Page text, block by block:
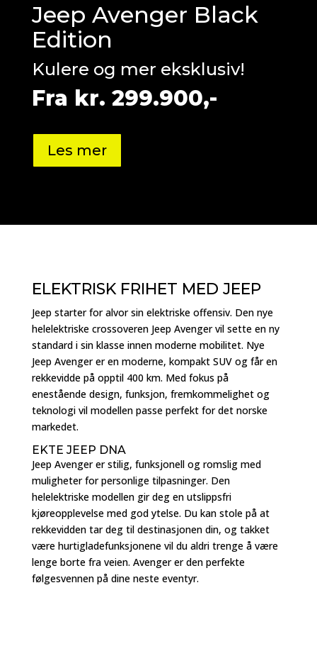
Jeep Avenger Black
Edition
Kulere og mer eksklusiv!
Fra kr. 299.900,-
Les mer
ELEKTRISK FRIHET MED JEEP
Jeep starter for alvor sin elektriske offensiv. Den nye
helelektriske crossoveren Jeep Avenger vil sette en ny
standard i sin klasse innen moderne mobilitet. Nye
Jeep Avenger er en moderne, kompakt SUV og får en
rekkevidde på opptil 400 km. Med fokus på
enestående design, funksjon, fremkommelighet og
teknologi vil modellen passe perfekt for det norske
markedet.
EKTE JEEP DNA
Jeep Avenger er stilig, funksjonell og romslig med
muligheter for personlige tilpasninger. Den
helelektriske modellen gir deg en utslippsfri
kjøreopplevelse med god ytelse. Du kan stole på at
rekkevidden tar deg til destinasjonen din, og takket
være hurtigladefunksjonene vil du aldri trenge å være
lenge borte fra veien. Avenger er den perfekte
følgesvennen på dine neste eventyr.